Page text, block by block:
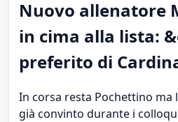
Nuovo allenatore
in cima alla lista:
preferito di
In corsa resta Pochettino ma
già convinto durante i